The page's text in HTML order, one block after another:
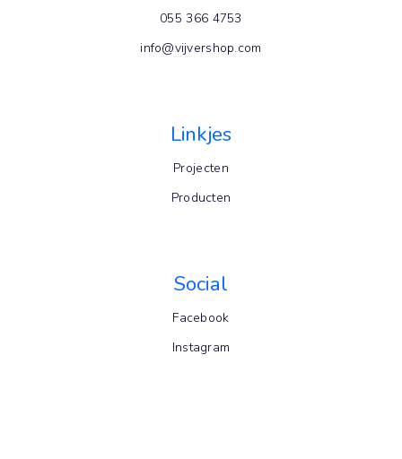
055 366 4753
info@vijvershop.com
Linkjes
Projecten
Producten
Social
Facebook
Instagram